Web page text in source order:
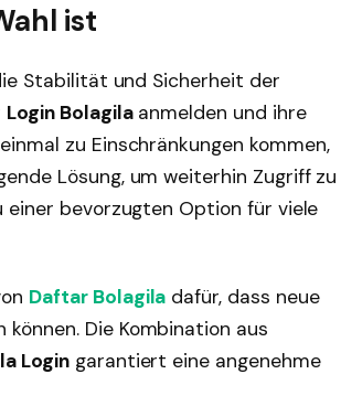
ist
Stabilität und Sicherheit der
Login Bolagilaanmelden und ihre
zu Einschränkungen kommen,
Lösung, um weiterhin Zugriff zu
einer bevorzugten Option für viele
Daftar Bolagila dafür, dass neue
Die Kombination aus
Logingarantiert eine angenehme